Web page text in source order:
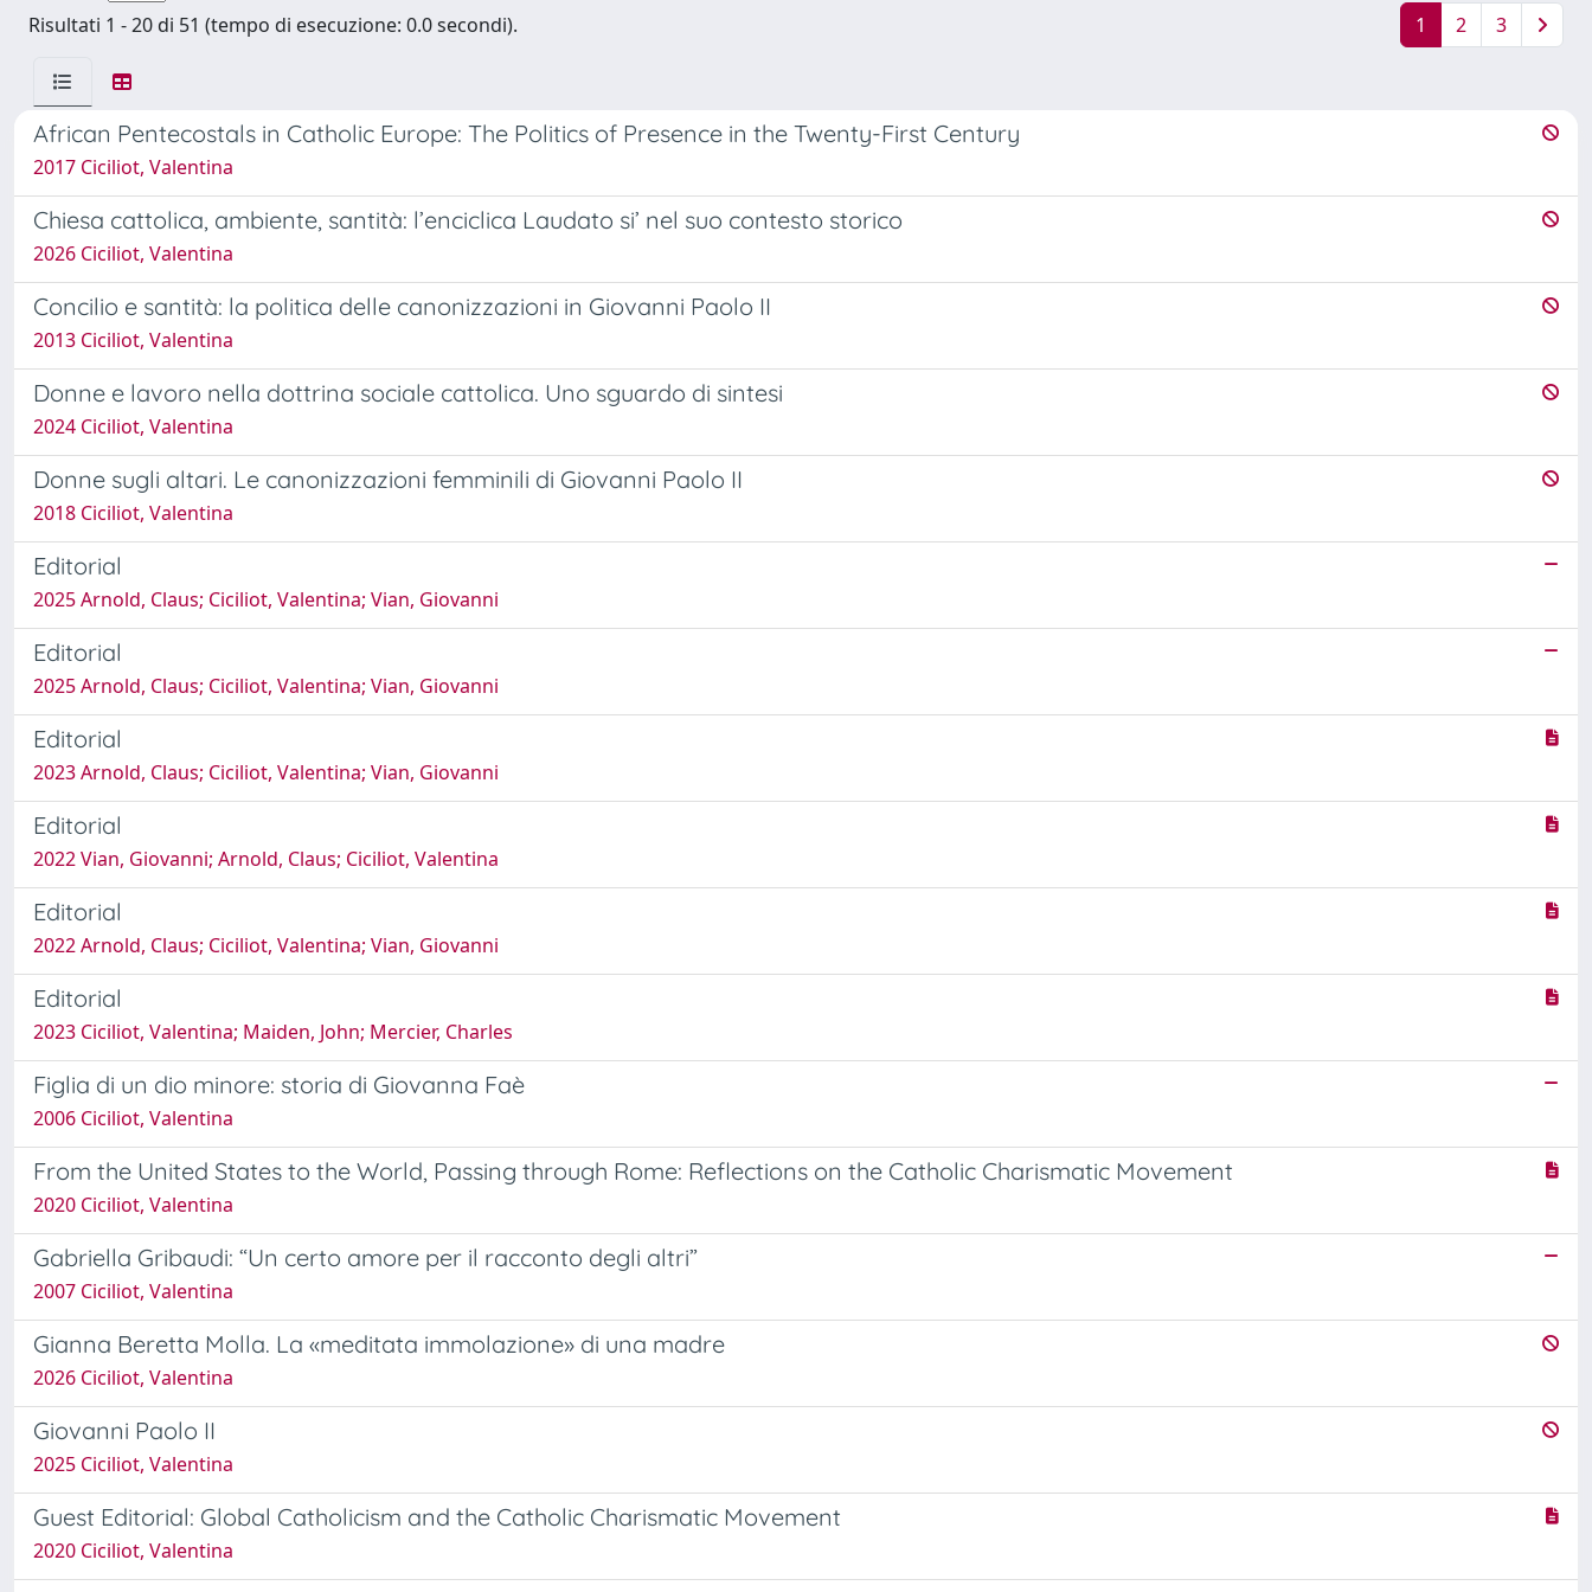
Risultati 1 - 20 di 51 (tempo di esecuzione: 0.0 secondi).
1 2 3
African Pentecostals in Catholic Europe: The Politics of Presence in the Twenty-First Century
2017 Ciciliot, Valentina
Chiesa cattolica, ambiente, santità: l’enciclica Laudato si’ nel suo contesto storico
2026 Ciciliot, Valentina
Concilio e santità: la politica delle canonizzazioni in Giovanni Paolo II
2013 Ciciliot, Valentina
Donne e lavoro nella dottrina sociale cattolica. Uno sguardo di sintesi
2024 Ciciliot, Valentina
Donne sugli altari. Le canonizzazioni femminili di Giovanni Paolo II
2018 Ciciliot, Valentina
Editorial
2025 Arnold, Claus; Ciciliot, Valentina; Vian, Giovanni
Editorial
2025 Arnold, Claus; Ciciliot, Valentina; Vian, Giovanni
Editorial
2023 Arnold, Claus; Ciciliot, Valentina; Vian, Giovanni
Editorial
2022 Vian, Giovanni; Arnold, Claus; Ciciliot, Valentina
Editorial
2022 Arnold, Claus; Ciciliot, Valentina; Vian, Giovanni
Editorial
2023 Ciciliot, Valentina; Maiden, John; Mercier, Charles
Figlia di un dio minore: storia di Giovanna Faè
2006 Ciciliot, Valentina
From the United States to the World, Passing through Rome: Reflections on the Catholic Charismatic Movement
2020 Ciciliot, Valentina
Gabriella Gribaudi: “Un certo amore per il racconto degli altri”
2007 Ciciliot, Valentina
Gianna Beretta Molla. La «meditata immolazione» di una madre
2026 Ciciliot, Valentina
Giovanni Paolo II
2025 Ciciliot, Valentina
Guest Editorial: Global Catholicism and the Catholic Charismatic Movement
2020 Ciciliot, Valentina